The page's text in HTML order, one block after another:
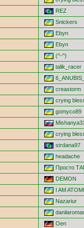
REZ
Snickers
Ebyn
Ebyn
(^-^)
talik_racer
creastorm
crying
gomyco89
crying
strdana97
headache
Просто
DEMON
I AM
Nazariur
Oen